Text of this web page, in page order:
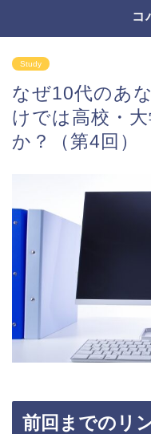
コ
Study
なぜ10代のあ
けでは高校・
か？（第4回）
前回までのリ